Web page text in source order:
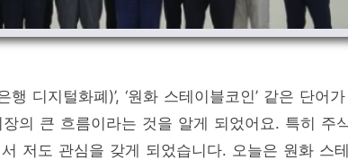
행 디지털화폐)’, ‘원화 스테이블코인’ 같은 단어가
의 큰 흐름이라는 것을 알게 되었어요. 특히 주
저도 관심을 갖게 되었습니다. 오늘은 원화 스테